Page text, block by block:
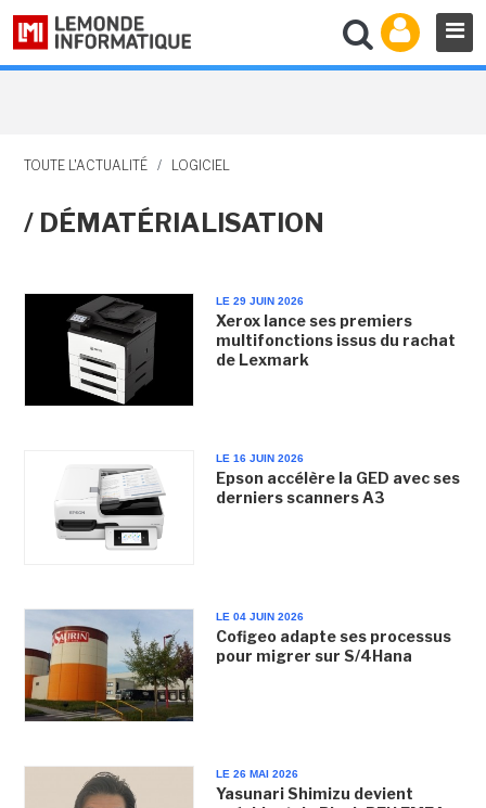
TOUTE L'ACTUALITÉ / LOGICIEL
/ DÉMATÉRIALISATION
LE 29 JUIN 2026
Xerox lance ses premiers
multifonctions issus du rachat
de Lexmark
LE 16 JUIN 2026
Epson accélère la GED avec ses
derniers scanners A3
LE 04 JUIN 2026
Cofigeo adapte ses processus
pour migrer sur S/4Hana
LE 26 MAI 2026
Yasunari Shimizu devient